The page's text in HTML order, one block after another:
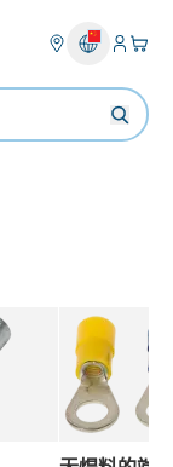
登入
您